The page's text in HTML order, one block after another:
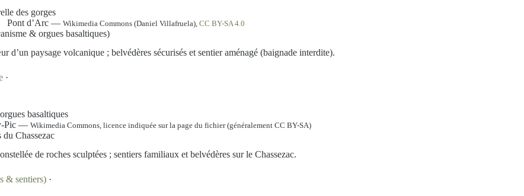
Pont d’Arc — Wikimedia Commons (Daniel Villafruela), CC BY-SA 4.0
& orgues basaltiques)
d’un paysage volcanique ; belvédères sécurisés et sentier aménagé (baignade interdite).
·
Pic — Wikimedia Commons, licence indiquée sur la page du fichier (généralement CC BY-SA)
Chassezac
de roches sculptées ; sentiers familiaux et belvédères sur le Chassezac.
& sentiers) ·